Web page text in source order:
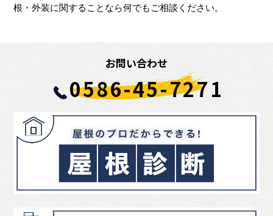
根・外装に関することなら何でもご相談ください。
お問い合わせ
0586-45-7271